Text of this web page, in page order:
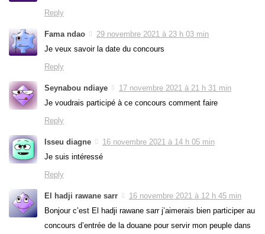
Reply
Fama ndao
29 novembre 2021 à 23 h 03 min
Je veux savoir la date du concours
Reply
Seynabou ndiaye
17 novembre 2021 à 21 h 31 min
Je voudrais participé à ce concours comment faire
Reply
Isseu diagne
16 novembre 2021 à 14 h 05 min
Je suis intéressé
Reply
El hadji rawane sarr
16 novembre 2021 à 12 h 45 min
Bonjour c’est El hadji rawane sarr j’aimerais bien participer au
concours d’entrée de la douane pour servir mon peuple dans